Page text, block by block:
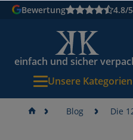
Bewertung 4.8/5
einfach und sicher
Unsere Kategorien
Blog Die